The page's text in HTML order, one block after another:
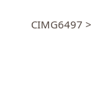
CIMG6497 >